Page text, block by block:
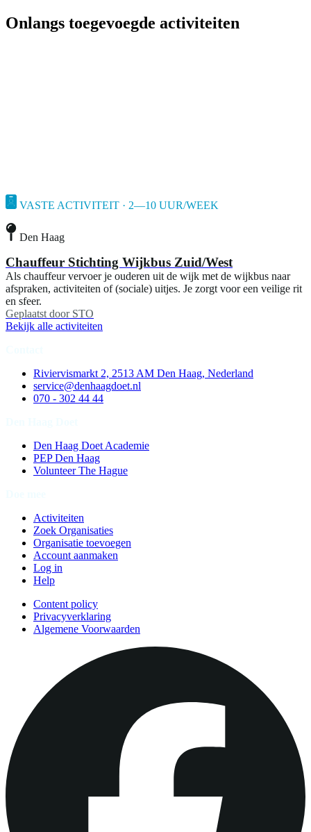
Onlangs toegevoegde activiteiten
VASTE ACTIVITEIT · 2—10 UUR/WEEK
Den Haag
Chauffeur Stichting Wijkbus Zuid/West
Als chauffeur vervoer je ouderen uit de wijk met de wijkbus naar
afspraken, activiteiten of (sociale) uitjes. Je zorgt voor een veilige rit
en sfeer.
Geplaatst door STO
Bekijk alle activiteiten
Riviervismarkt 2, 2513 AM Den Haag, Nederland
service@denhaagdoet.nl
070 - 302 44 44
Den Haag Doet Academie
PEP Den Haag
Volunteer The Hague
Activiteiten
Zoek Organisaties
Organisatie toevoegen
Account aanmaken
Log in
Help
Content policy
Privacyverklaring
Algemene Voorwaarden